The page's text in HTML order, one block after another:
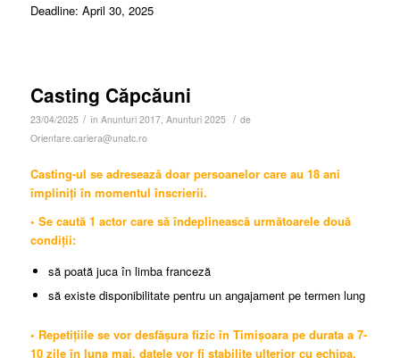
Deadline: April 30, 2025
Casting Căpcăuni
23/04/2025 / în Anunturi 2017, Anunturi 2025 / de
Orientare.cariera@unatc.ro
Casting-ul se adresează doar persoanelor care au 18 ani
împliniți în momentul înscrierii.
• Se caută 1 actor care să îndeplinească următoarele două
condiții:
să poată juca în limba franceză
să existe disponibilitate pentru un angajament pe termen lung
• Repetițiile se vor desfășura fizic în Timișoara pe durata a 7-
10 zile în luna mai, datele vor fi stabilite ulterior cu echipa.